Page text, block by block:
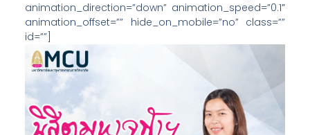
animation_direction=”down” animation_speed=”0.1″
animation_offset=”” hide_on_mobile=”no” class=””
id=””]